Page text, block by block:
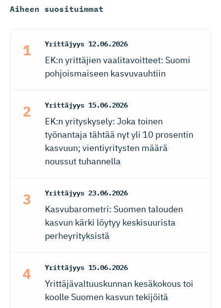
Aiheen suosituimmat
Yrittäjyys 12.06.2026
EK:n yrittäjien vaalitavoitteet: Suomi
pohjoismaiseen kasvuvauhtiin
Yrittäjyys 15.06.2026
EK:n yrityskysely: Joka toinen
työnantaja tähtää nyt yli 10 prosentin
kasvuun; vientiyritysten määrä
noussut tuhannella
Yrittäjyys 23.06.2026
Kasvubarometri: Suomen talouden
kasvun kärki löytyy keskisuurista
perheyrityksistä
Yrittäjyys 15.06.2026
Yrittäjävaltuuskunnan kesäkokous toi
koolle Suomen kasvun tekijöitä